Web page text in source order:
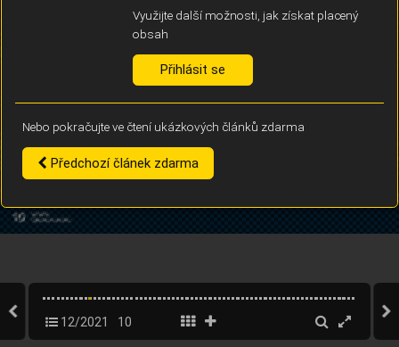
Vaše souhlasy a odmítnutí si ukládáme do vašeho zařízení, abychom se
vás už příště znovu neptali. Můžete je kdykoli později upravit ve Správě
12/2021 10
Využijte další možnosti, jak získat placený
obsah
Přihlásit se
Nebo pokračujte ve čtení ukázkových článků zdarma
Předchozí článek zdarma